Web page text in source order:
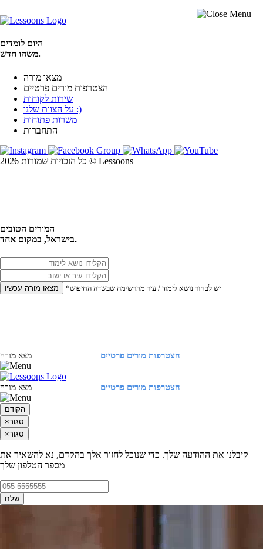
היום לומדים
משהו חדש.
מצאו מורה
הצטרפות מורים פרטיים
שירות לקוחות
על הצוות שלנו :)
משרות פתוחות
התחברות
כל הזכויות שמורות 2026 © Lessoons
המורים הטובים
בישראל, במקום אחד.
מצאו מורה עכשיו *יש לבחור נושא לימוד / עיר מהרשימה שבשדה החיפוש
הצטרפות מורים פרטיים מצא מורה
הצטרפות מורים פרטיים מצא מורה
הקודם
×סגור
×סגור
קיבלנו את ההודעה שלך. כדי שנוכל לחזור אלך בהקדם, נא להשאיר את
מספר הטלפון שלך
שלח